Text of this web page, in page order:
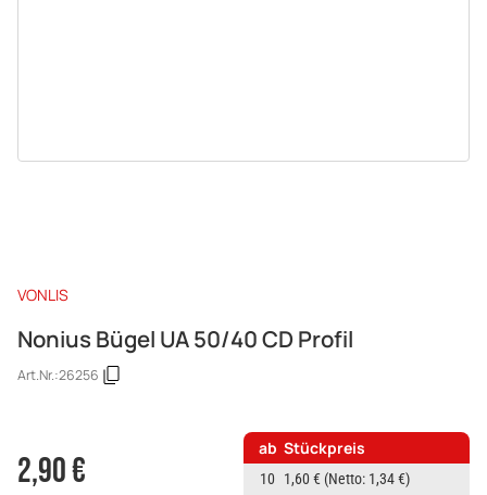
VONLIS
Nonius Bügel UA 50/40 CD Profil
Art.Nr.:26256
2,90 €
ab Stückpreis
10 1,60 € (Netto: 1,34 €)